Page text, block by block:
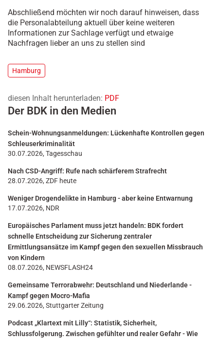
Abschließend möchten wir noch darauf hinweisen, dass
die Personalabteilung aktuell über keine weiteren
Informationen zur Sachlage verfügt und etwaige
Nachfragen lieber an uns zu stellen sind
Hamburg
diesen Inhalt herunterladen: PDF
Der BDK in den Medien
Schein-Wohnungsanmeldungen: Lückenhafte Kontrollen gegen
Schleuserkriminalität
30.07.2026, Tagesschau
Nach CSD-Angriff: Rufe nach schärferem Strafrecht
28.07.2026, ZDF heute
Weniger Drogendelikte in Hamburg - aber keine Entwarnung
17.07.2026, NDR
Europäisches Parlament muss jetzt handeln: BDK fordert
schnelle Entscheidung zur Sicherung zentraler
Ermittlungsansätze im Kampf gegen den sexuellen Missbrauch
von Kindern
08.07.2026, NEWSFLASH24
Gemeinsame Terrorabwehr: Deutschland und Niederlande -
Kampf gegen Mocro-Mafia
29.06.2026, Stuttgarter Zeitung
Podcast „Klartext mit Lilly“: Statistik, Sicherheit,
Schlussfolgerung. Zwischen gefühlter und realer Gefahr - Wie